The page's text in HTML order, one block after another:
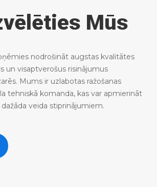
Mūs
nodrošināt augstas kvalitātes
un visaptverošus risinājumus
Mums ir uzlabotas ražošanas
tehniskā komanda, kas var apmierināt
veida stiprinājumiem.